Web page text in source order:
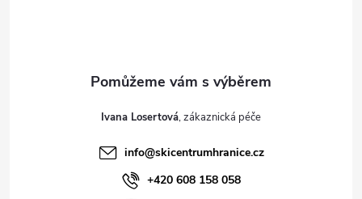
Ivana Losertová
info@skicentrumhranice.cz
+420 608 158 058